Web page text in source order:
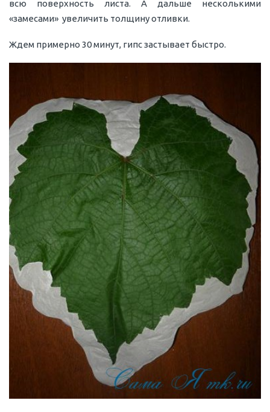
всю поверхность листа. А дальше несколькими
«замесами» увеличить толщину отливки.
Ждем примерно 30 минут, гипс застывает быстро.